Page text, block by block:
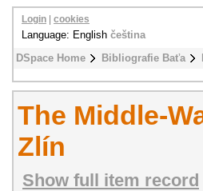
DSpace Home Bibliografie Baťa
Login cookies
Language: English čeština
The Middle-
Zlín
Show full item record